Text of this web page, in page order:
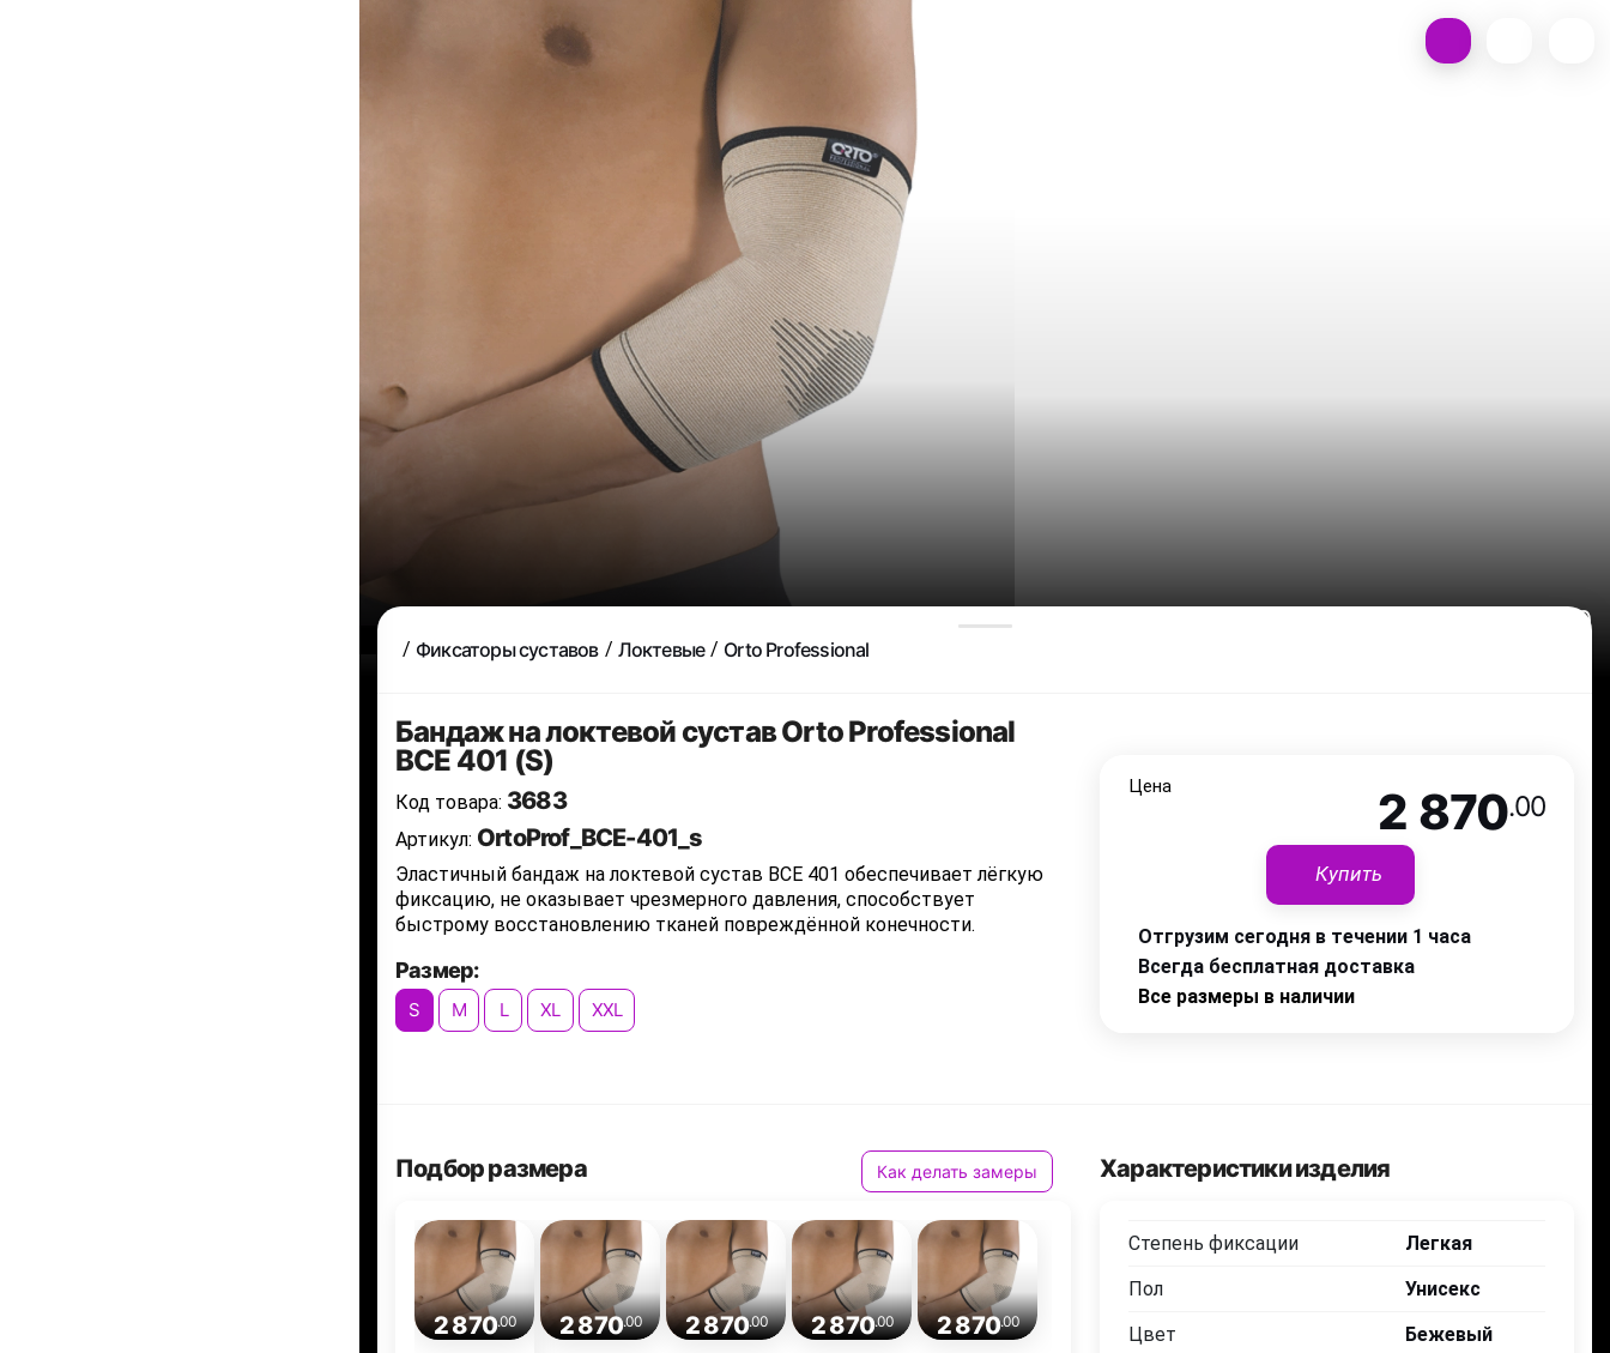
2 870 .00
Фиксаторы суставов Локтевые Orto Professional
Бандаж на локтевой сустав Orto Professional
BCE 401 (S)
Код товара: 3683
Артикул: OrtoProf_BCE-401_s
Эластичный бандаж на локтевой сустав BCE 401 обеспечивает лёгкую
фиксацию, не оказывает чрезмерного давления, способствует
быстрому восстановлению тканей повреждённой конечности.
Размер:
S M L XL XXL
Цена 2 870.00
Купить
Отгрузим сегодня в течении 1 часа
Всегда бесплатная доставка
Все размеры в наличии
Подбор размера Как делать замеры
2 870.00 2 870.00 2 870.00 2 870.00 2 870.00
Характеристики изделия
Степень фиксации
Легкая
Пол
Унисекс
Цвет
Бежевый